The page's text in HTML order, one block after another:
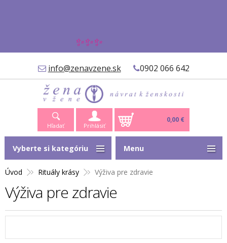
✨✨✨
info@zenavzene.sk 0902 066 642
Hľadať Prihlásiť
0,00 €
Úvod Rituály krásy Výživa pre zdravie
Výživa pre zdravie
Vyberte si kategóriu Menu